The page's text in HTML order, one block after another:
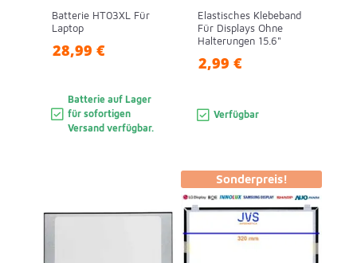
Batterie HT03XL Für
Laptop
28,99 €
Batterie auf Lager
für sofortigen
Versand verfügbar.
Elastisches Klebeband
Für Displays Ohne
Halterungen 15.6"
2,99 €
Verfügbar
Sonderpreis!